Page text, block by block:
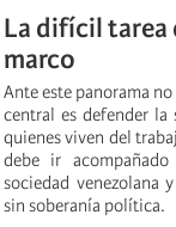
La difícil tarea
marco
Ante este panorama
central es defender la
quienes viven del
debe ir
sociedad venezolana
sin soberanía política.